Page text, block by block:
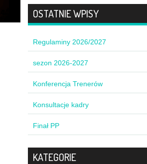
OSTATNIE WPISY
Regulaminy 2026/2027
sezon 2026-2027
Konferencja Trenerów
Konsultacje kadry
Finał PP
KATEGORIE